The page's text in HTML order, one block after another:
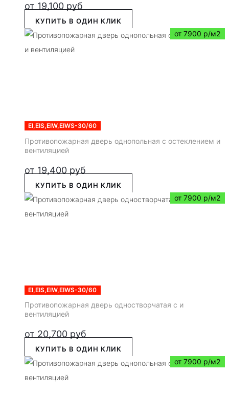
от 19,100 руб
КУПИТЬ В ОДИН КЛИК
от 7900 р/м2
EI,EIS,EIW,EIWS-30/60
Противопожарная дверь однопольная с остеклением и
вентиляцией
от 19,400 руб
КУПИТЬ В ОДИН КЛИК
от 7900 р/м2
EI,EIS,EIW,EIWS-30/60
Противопожарная дверь одностворчатая с и
вентиляцией
от 20,700 руб
КУПИТЬ В ОДИН КЛИК
от 7900 р/м2